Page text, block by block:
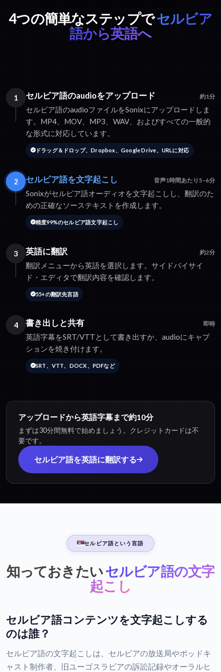
4つの簡単なステップでセルビア
語から英語へ
1 セルビア語のaudioをアップロード 約1分
セルビア語のaudioファイルをSonixにアップロードしま
す。MP4、MOV、MP3、WAV、およびすべての一般的
な形式に対応しています。
ドラッグ＆ドロップ、Dropbox、Google Drive、URLに対応
2 セルビア語を文字起こし 音声1時間あたり5–6分
Sonixがセルビア語オーディオを文字起こしし、翻訳のた
めの正確なソーステキストを作成します。
精度99%のセルビア語文字起こし
3 英語に翻訳 約2分
翻訳メニューから英語を選択します。サイドバイサイ
ド・エディタで翻訳内容を確認します。
55+の翻訳先言語
4 書き出しと共有 即時
英語字幕をSRT/VTTとして書き出すか、audioにキャプ
ションを焼き付けます。
SRT、VTT、DOCX、PDFなど
アップロードから英語字幕まで約10分
まずは30分間無料で始めましょう。クレジットカードは不
要です。
セルビア語を英語に翻訳する
セルビア語という言語
知っておきたいセルビア語の文字
起こし
セルビア語コンテンツを文字起こしする
のは誰？
セルビア語の文字起こしは、セルビアの放送局やポッドキ
ャスト制作者、旧ユーゴスラビアの訴訟記録やオーラルヒ